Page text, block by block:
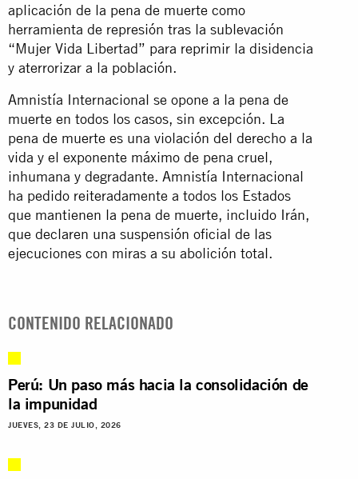
aplicación de la pena de muerte como
herramienta de represión tras la sublevación
“Mujer Vida Libertad” para reprimir la disidencia
y aterrorizar a la población.
Amnistía Internacional se opone a la pena de
muerte en todos los casos, sin excepción. La
pena de muerte es una violación del derecho a la
vida y el exponente máximo de pena cruel,
inhumana y degradante. Amnistía Internacional
ha pedido reiteradamente a todos los Estados
que mantienen la pena de muerte, incluido Irán,
que declaren una suspensión oficial de las
ejecuciones con miras a su abolición total.
CONTENIDO RELACIONADO
Perú: Un paso más hacia la consolidación de
la impunidad
JUEVES, 23 DE JULIO, 2026